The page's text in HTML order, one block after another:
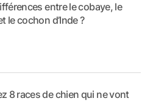
entre le cobaye, le
le cochon d’Inde ?
8 races de chien qui ne vont